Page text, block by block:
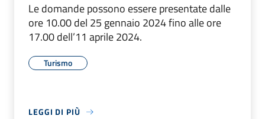
Le domande possono essere presentate dalle
ore 10.00 del 25 gennaio 2024 fino alle ore
17.00 dell’11 aprile 2024.
Turismo
LEGGI DI PIÙ